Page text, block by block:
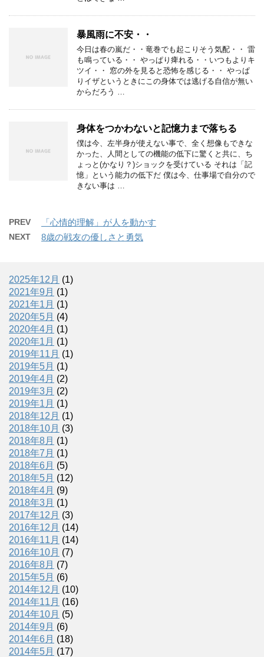
暴風雨に不安・・
今日は春の嵐だ・・竜巻でも起こりそう気配・・ 雷
も鳴っている・・ やっぱり痺れる・・いつもよりキ
ツイ・・ 窓の外を見ると恐怖を感じる・・ やっぱ
りイザというときにこの身体では逃げる自信が無い
からだろう …
身体をつかわないと記憶力まで落ちる
僕は今、左半身が使えない事で、全く想像もできな
かった、人間としての機能の低下に驚くと共に、ち
ょっと(かなり？)ショックを受けている それは「記
憶」という能力の低下だ 僕は今、仕事場で自分ので
きない事は …
PREV 「心情的理解」が人を動かす
NEXT 8歳の戦友の優しさと勇気
2025年12月 (1)
2021年9月 (1)
2021年1月 (1)
2020年5月 (4)
2020年4月 (1)
2020年1月 (1)
2019年11月 (1)
2019年5月 (1)
2019年4月 (2)
2019年3月 (2)
2019年1月 (1)
2018年12月 (1)
2018年10月 (3)
2018年8月 (1)
2018年7月 (1)
2018年6月 (5)
2018年5月 (12)
2018年4月 (9)
2018年3月 (1)
2017年12月 (3)
2016年12月 (14)
2016年11月 (14)
2016年10月 (7)
2016年8月 (7)
2015年5月 (6)
2014年12月 (10)
2014年11月 (16)
2014年10月 (5)
2014年9月 (6)
2014年6月 (18)
2014年5月 (17)